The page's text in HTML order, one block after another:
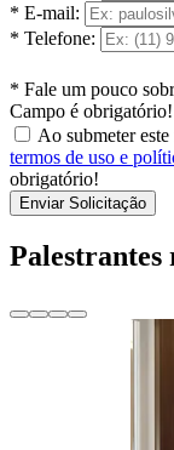
* E-mail:
* Telefone:
* Fale um pouco
Campo é obrigatório!
Ao submeter
termos de uso e
obrigatório!
Enviar Solicitação
Palestrantes